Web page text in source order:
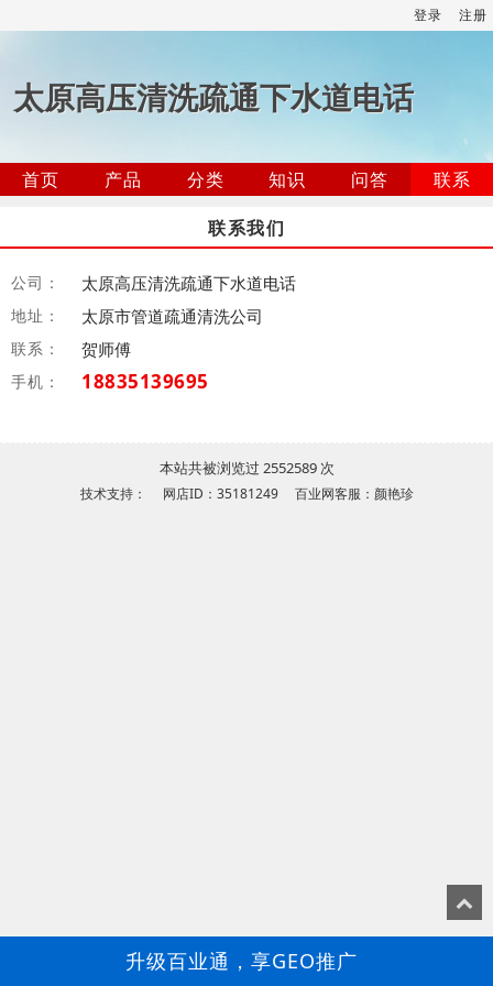
登录 注册
太原高压清洗疏通下水道电话
首页 产品 分类 知识 问答
联系
联系我们
公司： 太原高压清洗疏通下水道电话
地址： 太原市管道疏通清洗公司
联系： 贺师傅
手机： 18835139695
本站共被浏览过 2552589 次
技术支持： 网店ID：35181249 百业网客服：颜艳珍
升级百业通，享GEO推广